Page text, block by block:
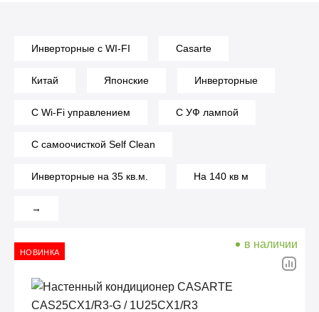
Инверторные с WI-FI Casarte
Китай Японские Инверторные
С Wi-Fi управлением С УФ лампой
С самоочисткой Self Clean
Инверторные на 35 кв.м. На 140 кв м
→
НОВИНКА
в наличии